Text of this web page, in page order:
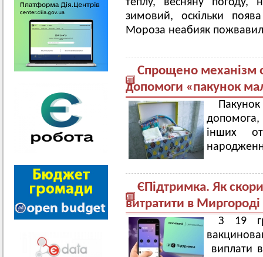
теплу, весняну погоду,
зимовий, оскільки
Мороза неабияк
Спрощено механізм
допомоги «пакунок
допомога,
інших
ЄПідтримка. Як
витратити в Миргороді
З 19
виплати